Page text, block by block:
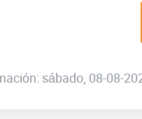
sábado, 08-08-